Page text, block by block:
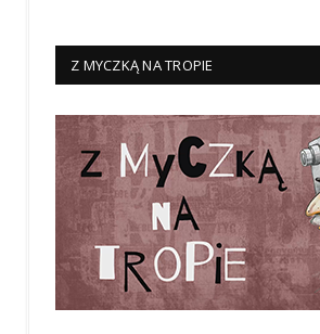
Z MYCZKĄ NA TROPIE